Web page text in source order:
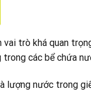
trò khá quan
các bể chứa
lượng nước trong